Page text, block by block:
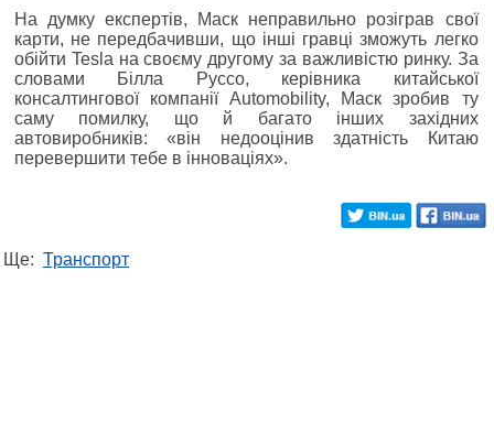
На думку експертів, Маск неправильно розіграв свої
карти, не передбачивши, що інші гравці зможуть легко
обійти Tesla на своєму другому за важливістю ринку. За
словами Білла Руссо, керівника китайської
консалтингової компанії Automobility, Маск зробив ту
саму помилку, що й багато інших західних
автовиробників: «він недооцінив здатність Китаю
перевершити тебе в інноваціях».
Ще: Транспорт